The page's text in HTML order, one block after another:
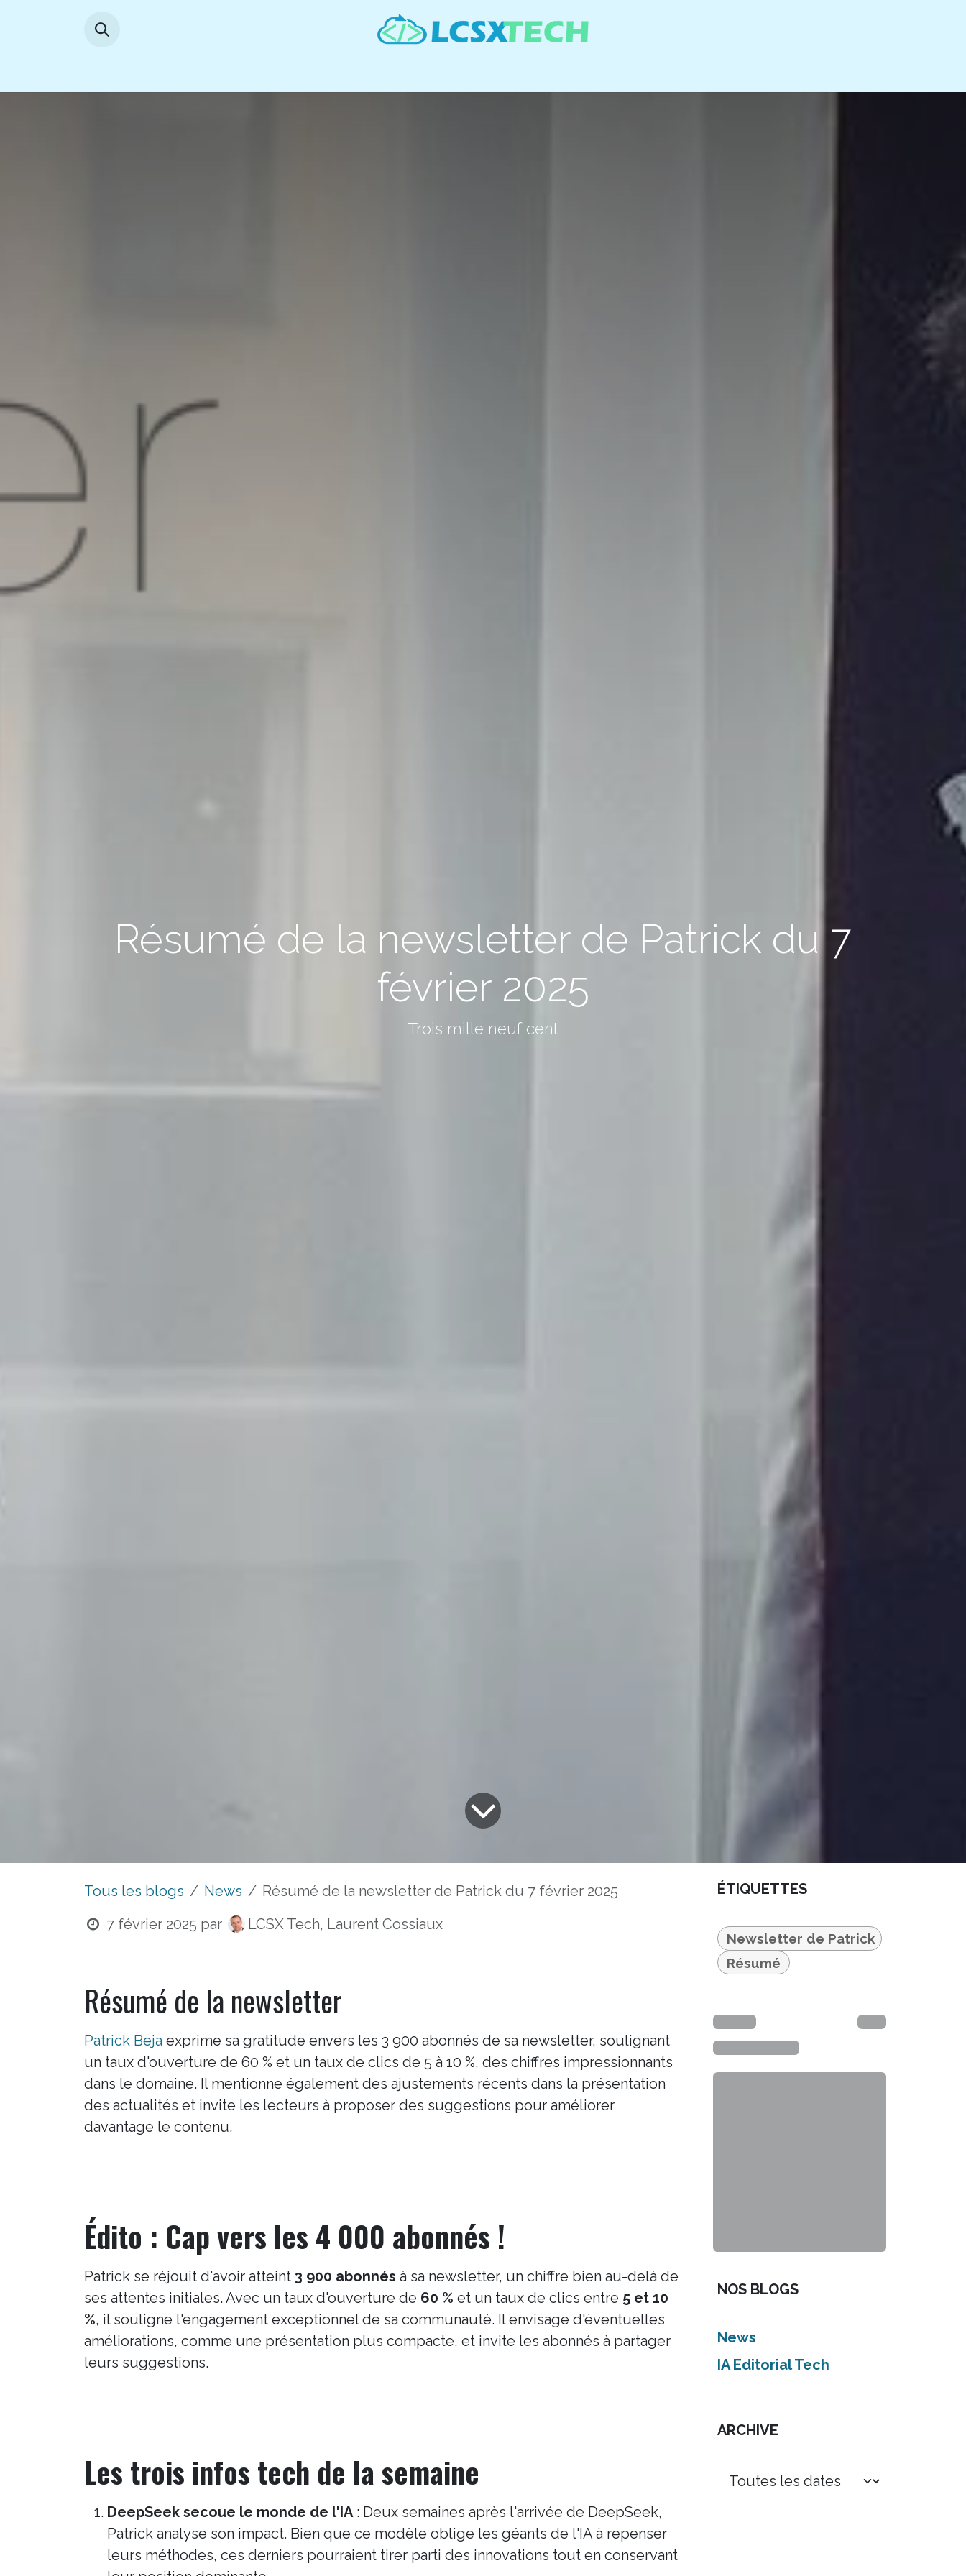
Résumé de la newsletter de Patrick du 7
février 2025
Trois mille neuf cent
Tous les blogs News
Résumé de la newsletter de Patrick du 7 février 2025
7 février 2025 par LCSX Tech, Laurent Cossiaux
Résumé de la newsletter
Patrick Beja exprime sa gratitude envers les 3 900 abonnés de sa newsletter, soulignant
un taux d'ouverture de 60 % et un taux de clics de 5 à 10 %, des chiffres impressionnants
dans le domaine. Il mentionne également des ajustements récents dans la présentation
des actualités et invite les lecteurs à proposer des suggestions pour améliorer
davantage le contenu.
Édito : Cap vers les 4 000 abonnés !
Patrick se réjouit d'avoir atteint 3 900 abonnés à sa newsletter, un chiffre bien au-delà de
ses attentes initiales. Avec un taux d'ouverture de 60 % et un taux de clics entre 5 et 10
%, il souligne l'engagement exceptionnel de sa communauté. Il envisage d'éventuelles
améliorations, comme une présentation plus compacte, et invite les abonnés à partager
leurs suggestions.
Les trois infos tech de la semaine
DeepSeek secoue le monde de l'IA: Deux semaines après l'arrivée de DeepSeek,
Patrick analyse son impact. Bien que ce modèle oblige les géants de l'IA à repenser
leurs méthodes, ces derniers pourraient tirer parti des innovations tout en conservant
ÉTIQUETTES
Newsletter de Patrick
Résumé
NOS BLOGS
News
IA Editorial Tech
ARCHIVE